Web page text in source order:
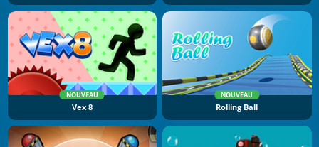
NOUVEAU
Vex 8
NOUVEAU
Rolling Ball